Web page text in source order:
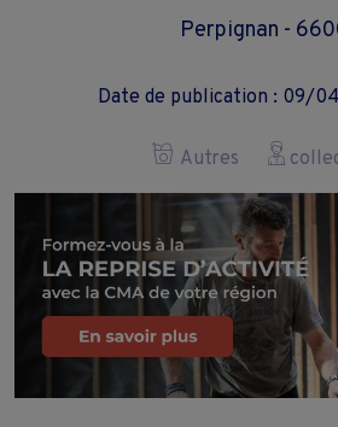
Perpignan -
Date de publication : 09/
Autres